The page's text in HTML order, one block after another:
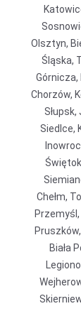
Olsztyn,
Śląska,
Górnicza,
Chorzów,
Siedlce,
Chełm,
Przemyśl,
Biała